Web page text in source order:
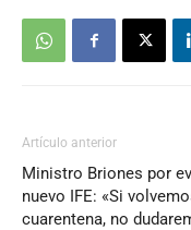
Artículo anterior
Ministro Briones por
nuevo IFE: «Si
cuarentena, no